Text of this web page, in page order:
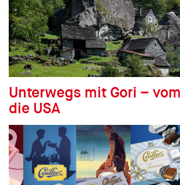
Unterwegs mit Gori –
die USA